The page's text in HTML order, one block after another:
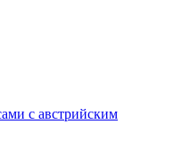
с австрийским